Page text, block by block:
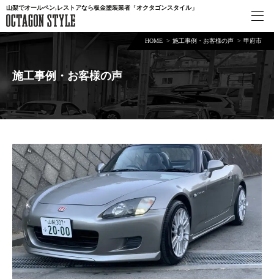
山梨でオールペン,レストアなら板金塗装業者「オクタゴンスタイル」
施工事例・お客様の声
HOME 施工事例・お客様の声 甲府市